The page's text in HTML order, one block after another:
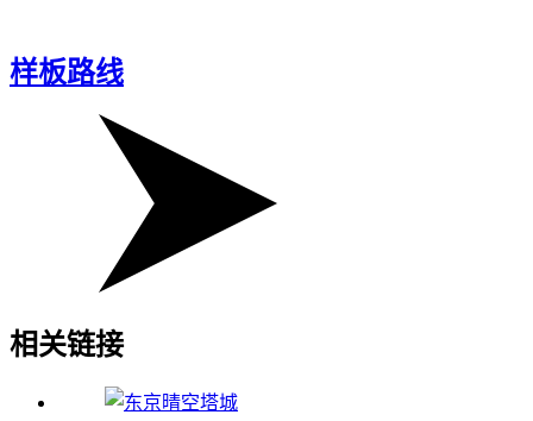
样板路线
相关链接